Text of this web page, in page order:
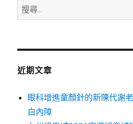
搜
尋
鍵
近期文章
眼科增進童顏針的新陳代謝
白內障